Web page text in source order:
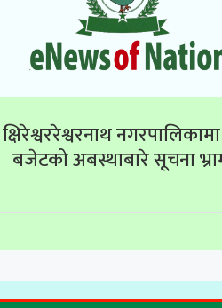
क्षिरेश्वररेश्वरनाथ
बजेटको अबस्थाबारे सूचना